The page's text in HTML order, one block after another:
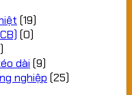
(19)
(0)
dài (9)
nghiệp (25)